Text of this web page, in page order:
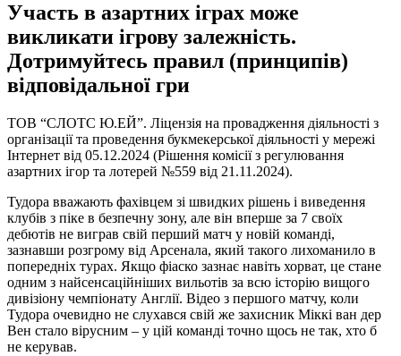
Участь в азартних іграх може
викликати ігрову залежність.
Дотримуйтесь правил (принципів)
відповідальної гри
ТОВ “СЛОТС Ю.ЕЙ”. Ліцензія на провадження діяльності з
організації та проведення букмекерської діяльності у мережі
Інтернет від 05.12.2024 (Рішення комісії з регулювання
азартних ігор та лотерей №559 від 21.11.2024).
Тудора вважають фахівцем зі швидких рішень і виведення
клубів з піке в безпечну зону, але він вперше за 7 своїх
дебютів не виграв свій перший матч у новій команді,
зазнавши розгрому від Арсенала, який такого лихоманило в
попередніх турах. Якщо фіаско зазнає навіть хорват, це стане
одним з найсенсаційніших вильотів за всю історію вищого
дивізіону чемпіонату Англії. Відео з першого матчу, коли
Тудора очевидно не слухався свій же захисник Міккі ван дер
Вен стало вірусним – у цій команді точно щось не так, хто б
не керував.